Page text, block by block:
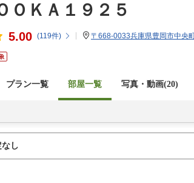
ＯＫＡ１９２５
5.00 (119件) 〒668-0033兵庫県豊岡市中央
プラン一覧 部屋一覧 写真・動画(20)
なし